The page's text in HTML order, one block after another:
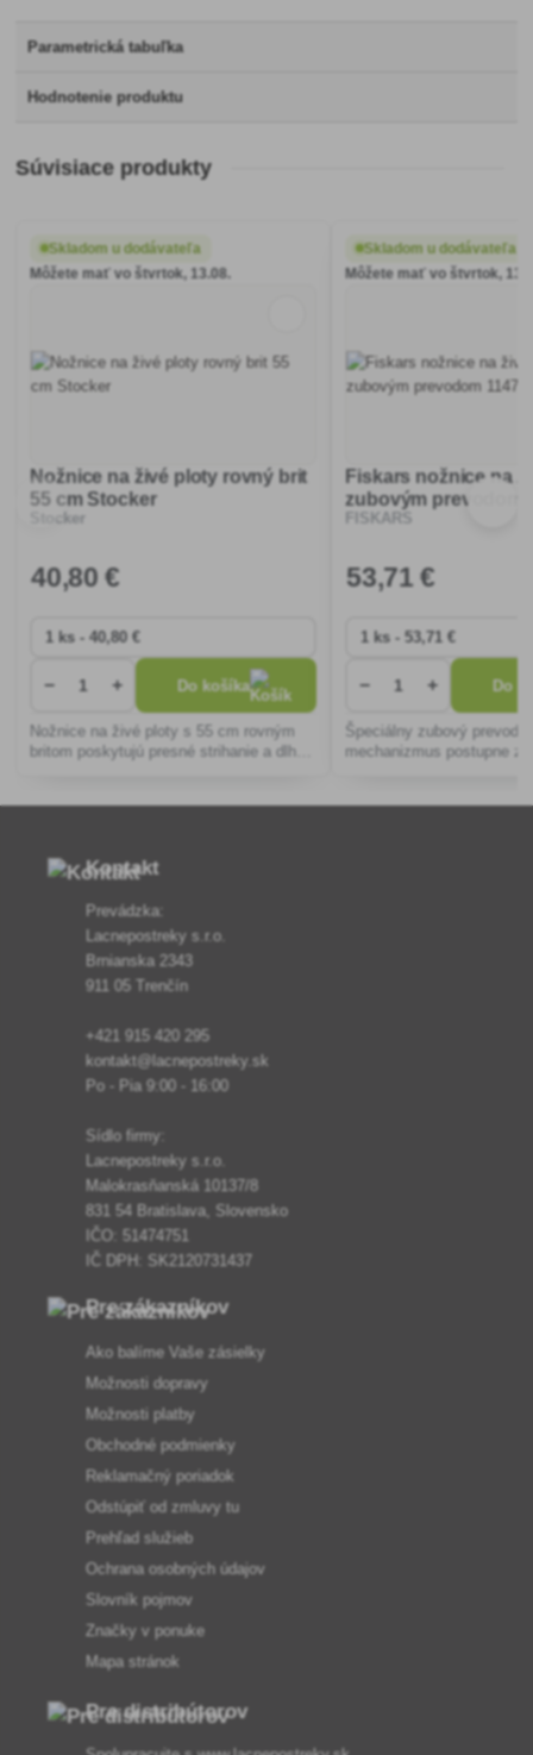
Parametrická tabuľka
Hodnotenie produktu
Súvisiace produkty
Skladom u dodávateľa
Môžete mať vo štvrtok, 13.08.
Nožnice na živé ploty rovný brit
55 cm Stocker
Stocker
40,80 €
− + Do košíka
Nožnice na živé ploty s 55 cm rovným
britom poskytujú presné strihanie a dlhú
Skladom u dodávateľa
Môžete mať vo štvrtok,
Fiskars nožnice na
zubovým prevodom
FISKARS
53,71 €
− + Do
Špeciálny zubový
mechanizmus postupne
Kontakt
Prevádzka:
Lacnepostreky s.r.o.
Brnianska 2343
911 05 Trenčín
+421 915 420 295
kontakt@lacnepostreky.sk
Po - Pia 9:00 - 16:00
Sídlo firmy:
Lacnepostreky s.r.o.
Malokrasňanská 10137/8
831 54 Bratislava, Slovensko
IČO: 51474751
IČ DPH: SK2120731437
Pre zákazníkov
Ako balíme Vaše zásielky
Možnosti dopravy
Možnosti platby
Obchodné podmienky
Reklamačný poriadok
Odstúpiť od zmluvy tu
Prehľad služieb
Ochrana osobných údajov
Slovník pojmov
Značky v ponuke
Mapa stránok
Pre distribútorov